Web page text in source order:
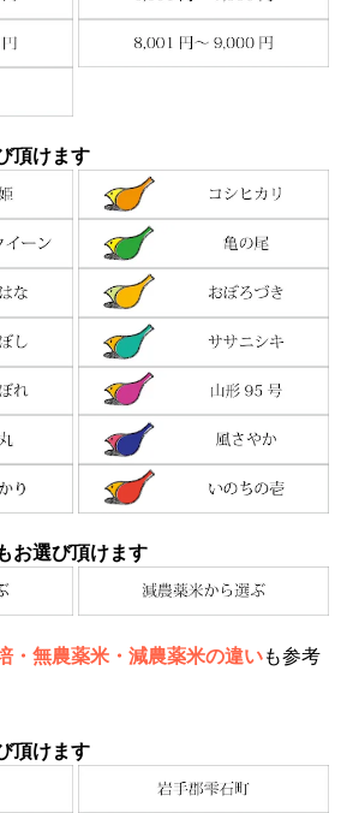
頂けます
お選び頂けます
・無農薬米・減農薬米の違いも参考
頂けます